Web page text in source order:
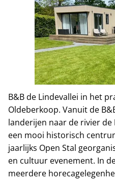
B&B de Lindevallei in het
Oldeberkoop. Vanuit de
landerijen naar de rivier
een mooi historisch
jaarlijks Open Stal
en cultuur evenement. In
meerdere